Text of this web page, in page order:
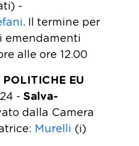
-
. Il termine per
emendamenti
alle ore 12.00
EU
- Salva-
dalla Camera
Murelli (i)